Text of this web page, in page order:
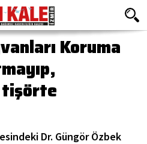
Koruma
tişörte
Dr. Güngör Özbek